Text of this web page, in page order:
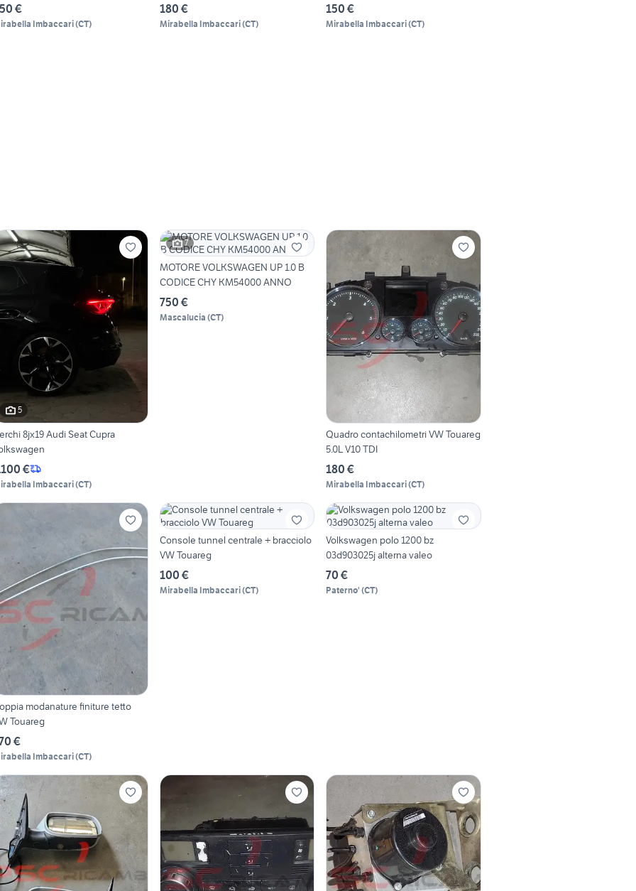
€
Imbaccari(CT)
180 €
Mirabella Imbaccari(CT)
150 €
Mirabella Imbaccari(CT)
5
8jx19 Audi Seat Cupra
€
Imbaccari(CT)
7
MOTORE VOLKSWAGEN UP 1.0 B
CODICE CHY KM54000 ANNO
750 €
Mascalucia (CT)
Quadro contachilometri VW Touareg
5.0L V10 TDI
180 €
Mirabella Imbaccari(CT)
modanature finiture tetto
Touareg
€
Imbaccari(CT)
Console tunnel centrale + bracciolo
VW Touareg
100 €
Mirabella Imbaccari(CT)
Volkswagen polo 1200 bz
03d903025j alterna valeo
70 €
Paterno' (CT)